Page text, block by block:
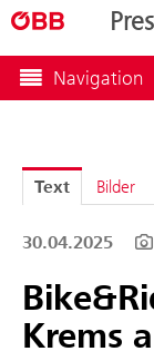
Navigation
Text Bilder
30.04.2025
Krems